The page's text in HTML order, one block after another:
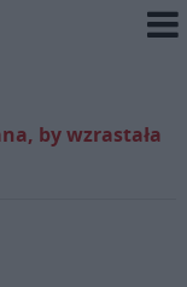
by wzrastała